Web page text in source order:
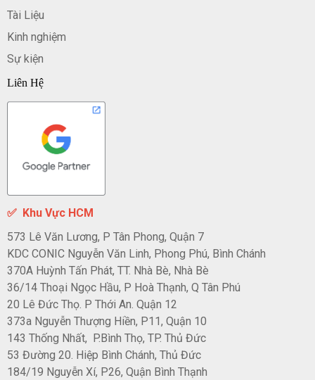
Tài Liệu
Kinh nghiệm
Sự kiện
Liên Hệ
✅ Khu Vực HCM
573 Lê Văn Lương, P Tân Phong, Quận 7
KDC CONIC Nguyễn Văn Linh, Phong Phú, Bình Chánh
370A Huỳnh Tấn Phát, TT. Nhà Bè, Nhà Bè
36/14 Thoại Ngọc Hầu, P Hoà Thạnh, Q Tân Phú
20 Lê Đức Thọ. P Thới An. Quận 12
373a Nguyễn Thượng Hiền, P11, Quận 10
143 Thống Nhất, P.Bình Thọ, TP. Thủ Đức
53 Đường 20. Hiệp Bình Chánh, Thủ Đức
184/19 Nguyễn Xí, P26, Quận Bình Thạnh